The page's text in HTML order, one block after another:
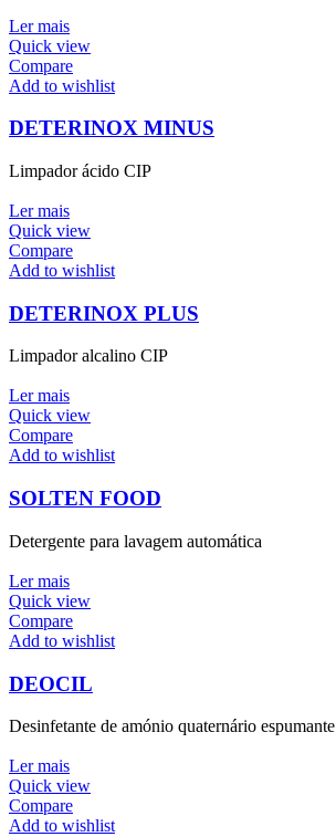
Ler mais
Quick view
Compare
Add to wishlist
DETERINOX MINUS
Limpador ácido CIP
Ler mais
Quick view
Compare
Add to wishlist
DETERINOX PLUS
Limpador alcalino CIP
Ler mais
Quick view
Compare
Add to wishlist
SOLTEN FOOD
Detergente para lavagem automática
Ler mais
Quick view
Compare
Add to wishlist
DEOCIL
Desinfetante de amónio quaternário espumante
Ler mais
Quick view
Compare
Add to wishlist